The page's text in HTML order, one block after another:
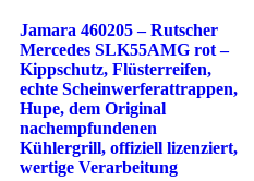
Jamara 460205 – Rutscher
Mercedes SLK55AMG rot –
Kippschutz, Flüsterreifen,
echte Scheinwerferattrappen,
Hupe, dem Original
nachempfundenen
Kühlergrill, offiziell lizenziert,
wertige Verarbeitung